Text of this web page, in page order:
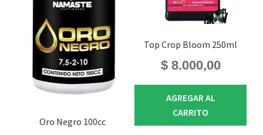
Oro Negro 100cc
Top Crop Bloom 250ml
$8.000,00
AGREGAR AL
CARRITO